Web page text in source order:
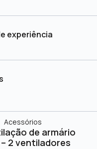
experiência
Acessórios
de armário
2 ventiladores